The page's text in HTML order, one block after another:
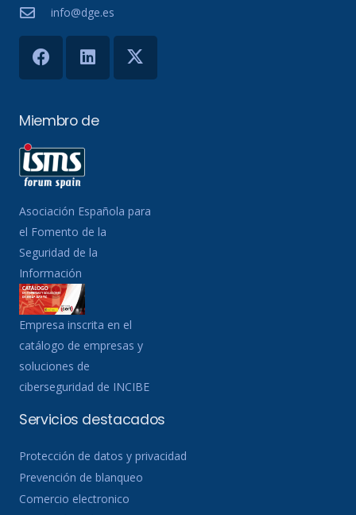
info@dge.es
Miembro de
Asociación Española para
el Fomento de la
Seguridad de la
Información
Empresa inscrita en el
catálogo de empresas y
soluciones de
ciberseguridad de INCIBE
Servicios destacados
Protección de datos y privacidad
Prevención de blanqueo
Comercio electronico